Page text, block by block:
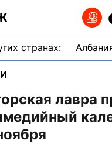
странах:
лавра